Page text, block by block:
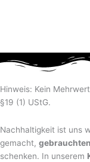
Hinweis: Kein
§19 (1) UStG.
Nachhaltigkeit ist uns
gemacht,
schenken. In unserem